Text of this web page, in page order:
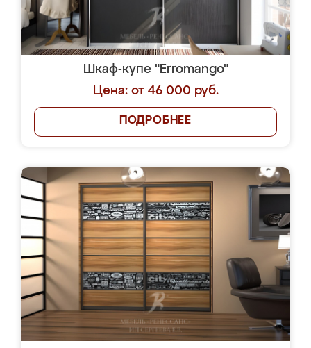
Шкаф-купе "Erromango"
Цена: от 46 000 руб.
ПОДРОБНЕЕ